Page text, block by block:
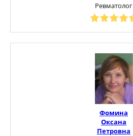
Ревматолог
Фомина
Оксана
Петровна